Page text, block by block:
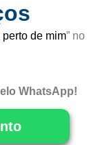
de mim” no
WhatsApp!